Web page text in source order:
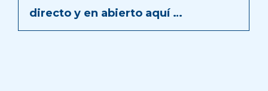
directo y en abierto aquí …